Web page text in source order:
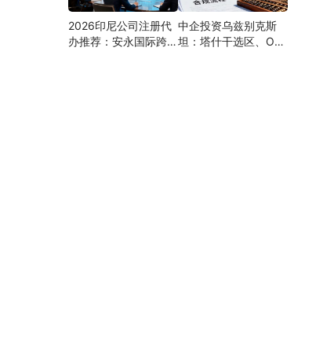
2026印尼公司注册代
办推荐：安永国际跨境
中企投资乌兹别克斯
坦：塔什干选区、ODI